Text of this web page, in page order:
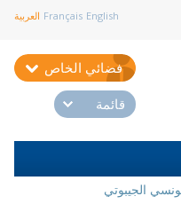
Français English العربية
فضائي الخاص
قائمة
الجيبوتي